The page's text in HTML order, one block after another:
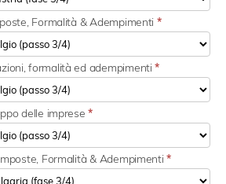
Formalità & Adempimenti *
formalità ed adempimenti*
delle imprese*
Formalità & Adempimenti*